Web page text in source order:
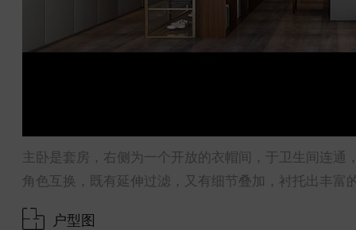
主卧是套房，右侧为一个开放的衣帽间，于卫生间连
角色互换，既有延伸过滤，又有细节叠加，衬托出丰富
户型图